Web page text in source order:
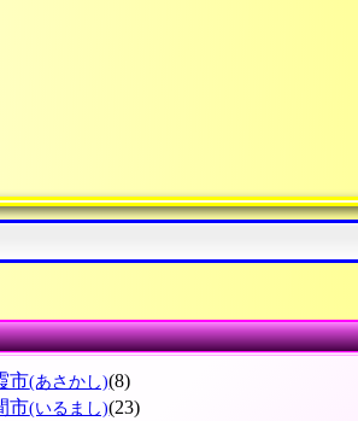
市(あさかし)(8)
市(いるまし)(23)